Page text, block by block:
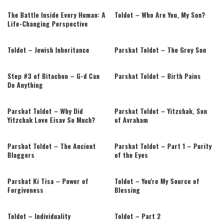
וַיֵּרָא אֵלָיו יְהוָה וַיֹּאמֶר אַל תֵּרֵד מִצְרָיְמָה שְׁכֹן בָּאָרֶץ אֲשֶׁר
אֹמַר אֵלֶיךָ: {ג} גּוּר בָּאָרֶץ הַזֹּאת וְאֶהְיֶה עִמְּךָ וַאֲבָרְכֶךָּ כִּי לְךָ
נִשְׁבַּעְתִּי לְאַבְרָהָם אָבִיךָ: {ד} וְהִרְבֵּיתִי אֶת זַרְעֲךָ כְּכוֹכְבֵי
הַשָּׁמַיִם וְנָתַתִּי לְזַרְעֲךָ אֵת כָּל הָאֲרָצֹת הָאֵל וְהִתְבָּרְכוּ בְזַרְעֲךָ
כֹּל גּוֹיֵי הָאָרֶץ: {ה} עֵקֶב אֲשֶׁר שָׁמַע אַבְרָהָם בְּקֹלִי וַיִּשְׁמֹר
{ז} וַיִּשְׁאֲלוּ אַנְשֵׁי הַמָּקוֹם לְאִשְׁתּוֹ וַיֹּאמֶר אֲחֹתִי הִוא כִּי יָרֵא
לֵאמֹר אִשְׁתִּי פֶּן יַהַרְגֻנִי אַנְשֵׁי הַמָּקוֹם עַל רִבְקָה כִּי טוֹבַת
מֶלֶךְ פְּלִשְׁתִּים בְּעַד הַחַלּוֹן וַיַּרְא וְהִנֵּה יִצְחָק מְצַחֵק אֵת רִבְקָה
הִוא וְאֵיךְ אָמַרְתָּ אֲחֹתִי הִוא וַיֹּאמֶר אֵלָיו יִצְחָק כִּי אָמַרְתִּי פֶּן
אָמוּת עָלֶיהָ: {י} וַיֹּאמֶר אֲבִימֶלֶךְ מַה זֹּאת עָשִׂיתָ לָּנוּ כִּמְעַט
The Battle Inside Every Human: A
Life-Changing Perspective
Toldot – Who Are You, My Son?
Toldot – Jewish Inheritance Parshat Toldot – The Grey Son
Step #3 of Bitachon – G-d Can
Do Anything
Parshat Toldot – Birth Pains
Parshat Toldot – Why Did
Yitzchak Love Eisav So Much?
Parshat Toldot – Yitzchak, Son
of Avraham
Parshat Toldot – The Ancient
Bloggers
Parshat Toldot – Part 1 – Purity
of the Eyes
Parshat Ki Tisa – Power of
Forgiveness
Toldot – You're My Source of
Blessing
Toldot – Individuality Toldot – Part 2